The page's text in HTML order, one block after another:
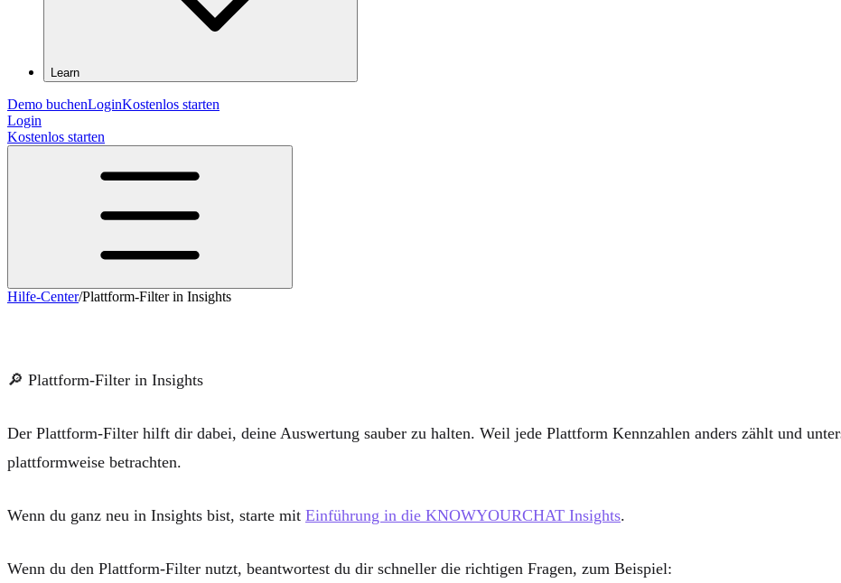
Learn
Demo buchenLoginKostenlos starten
Login
Kostenlos starten
Hilfe-Center/Plattform-Filter in Insights
🔎 Plattform-Filter in Insights
Der Plattform-Filter hilft dir dabei, deine Auswertung sauber zu halten. Weil jede Plattform Kennzahlen anders zählt und
plattformweise betrachten.
Wenn du ganz neu in Insights bist, starte mit Einführung in die KNOWYOURCHAT Insights.
Wenn du den Plattform-Filter nutzt, beantwortest du dir schneller die richtigen Fragen, zum Beispiel: